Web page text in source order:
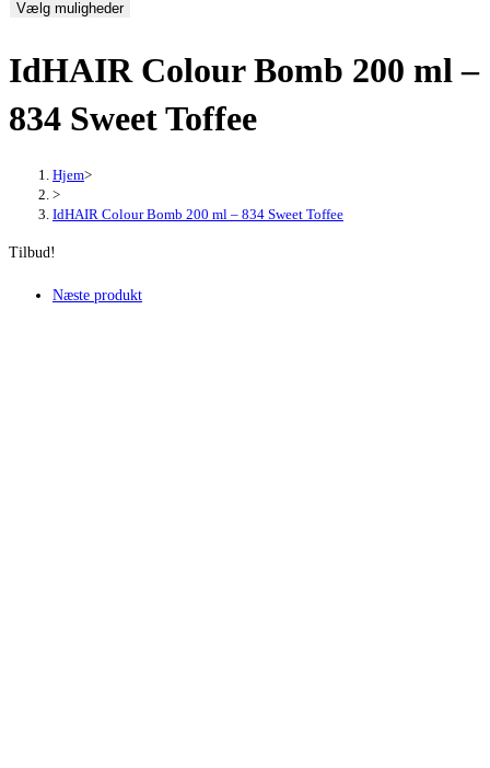
pris
179,00 kr..127,86 kr..
Vælg muligheder
IdHAIR Colour Bomb 200 ml –
834 Sweet Toffee
Hjem>
>
IdHAIR Colour Bomb 200 ml – 834 Sweet Toffee
Tilbud!
Næste produkt